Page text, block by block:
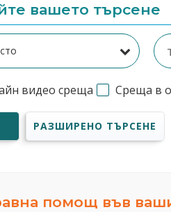
вашето търсене
видео среща Среща в
РАЗШИРЕНО ТЪРСЕНЕ
помощ във